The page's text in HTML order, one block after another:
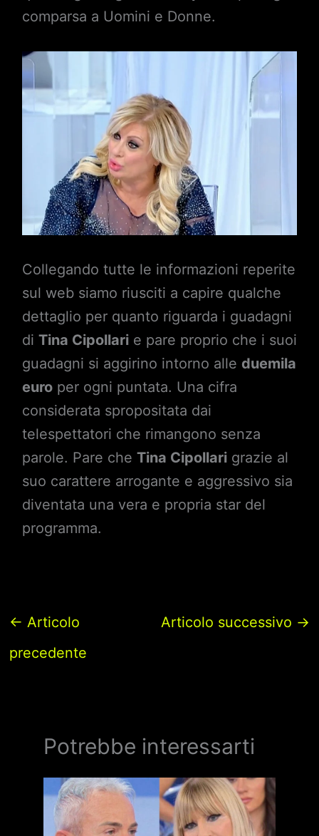
comparsa a Uomini e Donne.
Collegando tutte le informazioni reperite
sul web siamo riusciti a capire qualche
dettaglio per quanto riguarda i guadagni
di Tina Cipollarie pare proprio che i suoi
guadagni si aggirino intorno alle duemila
europer ogni puntata. Una cifra
considerata spropositata dai
telespettatori che rimangono senza
parole. Pare che Tina Cipollarigrazie al
suo carattere arrogante e aggressivo sia
diventata una vera e propria star del
programma.
← Articolo
precedente
Articolo successivo →
Potrebbe interessarti